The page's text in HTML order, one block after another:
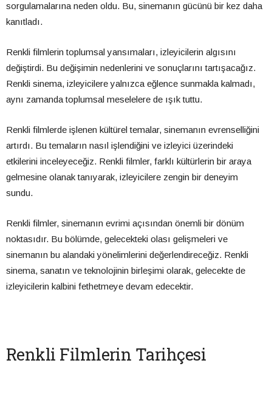
sorgulamalarına neden oldu. Bu, sinemanın gücünü bir kez daha
kanıtladı.
Renkli filmlerin toplumsal yansımaları, izleyicilerin algısını
değiştirdi. Bu değişimin nedenlerini ve sonuçlarını tartışacağız.
Renkli sinema, izleyicilere yalnızca eğlence sunmakla kalmadı,
aynı zamanda toplumsal meselelere de ışık tuttu.
Renkli filmlerde işlenen kültürel temalar, sinemanın evrenselliğini
artırdı. Bu temaların nasıl işlendiğini ve izleyici üzerindeki
etkilerini inceleyeceğiz. Renkli filmler, farklı kültürlerin bir araya
gelmesine olanak tanıyarak, izleyicilere zengin bir deneyim
sundu.
Renkli filmler, sinemanın evrimi açısından önemli bir dönüm
noktasıdır. Bu bölümde, gelecekteki olası gelişmeleri ve
sinemanın bu alandaki yönelimlerini değerlendireceğiz. Renkli
sinema, sanatın ve teknolojinin birleşimi olarak, gelecekte de
izleyicilerin kalbini fethetmeye devam edecektir.
Renkli Filmlerin Tarihçesi